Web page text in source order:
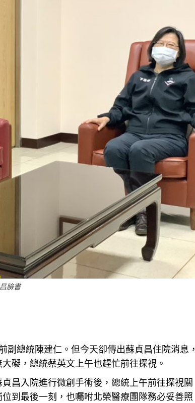
臉書
總統陳建仁。但今天卻傳出蘇貞昌住院消息，
礙，總統蔡英文上午也趕忙前往探視。
昌入院進行微創手術後，總統上午前往探視關
到最後一刻，也囑咐北榮醫療團隊務必妥善照